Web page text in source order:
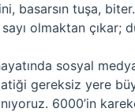
basarsın tuşa,
olmaktan çıkar;
sosyal
gereksiz yere
6000’in